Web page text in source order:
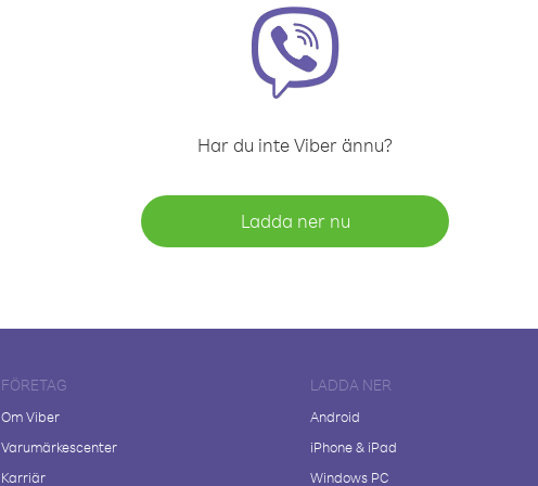
Har du inte Viber ännu?
Ladda ner nu
FÖRETAG
Om Viber
Varumärkescenter
Karriär
LADDA NER
Android
iPhone & iPad
Windows PC